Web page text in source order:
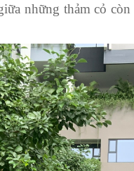
những thảm cỏ